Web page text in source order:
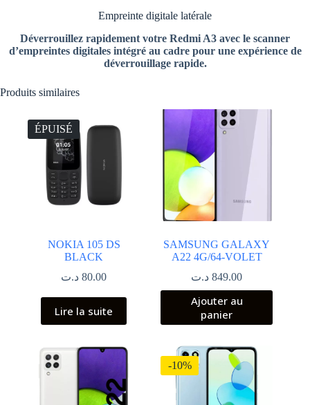
Empreinte digitale latérale
Déverrouillez rapidement votre Redmi A3 avec le scanner
d’empreintes digitales intégré au cadre pour une expérience de
déverrouillage rapide.
Produits similaires
ÉPUISÉ
NOKIA 105 DS
BLACK
80.00 د.ت
Lire la suite
SAMSUNG GALAXY
A22 4G/64-VOLET
849.00 د.ت
Ajouter au
panier
-10%